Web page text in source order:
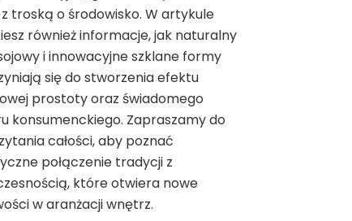
troską o środowisko. W artykule
również informacje, jak naturalny
i innowacyjne szklane formy
się do stworzenia efektu
prostoty oraz świadomego
konsumenckiego. Zapraszamy do
całości, aby poznać
połączenie tradycji z
które otwiera nowe
w aranżacji wnętrz.